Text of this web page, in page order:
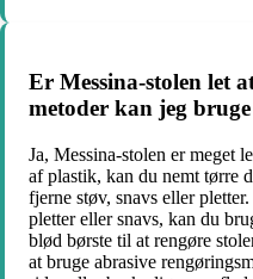
Er Messina-stolen let
metoder kan jeg
Ja, Messina-stolen er meget
af plastik, kan du nemt tørre
fjerne støv, snavs eller
pletter eller snavs, kan du
blød børste til at rengøre
at bruge abrasive